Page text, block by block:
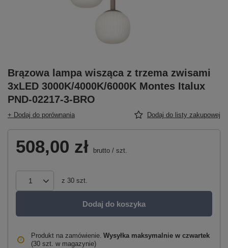
Brązowa lampa wisząca z trzema zwisami
3xLED 3000K/4000K/6000K Montes Italux
PND-02217-3-BRO
+ Dodaj do porównania Dodaj do listy zakupowej
508,00 zł brutto / szt.
z 30 szt.
Dodaj do koszyka
Produkt na zamówienie Wysyłka maksymalnie w czwartek
(30 szt. w magazynie)